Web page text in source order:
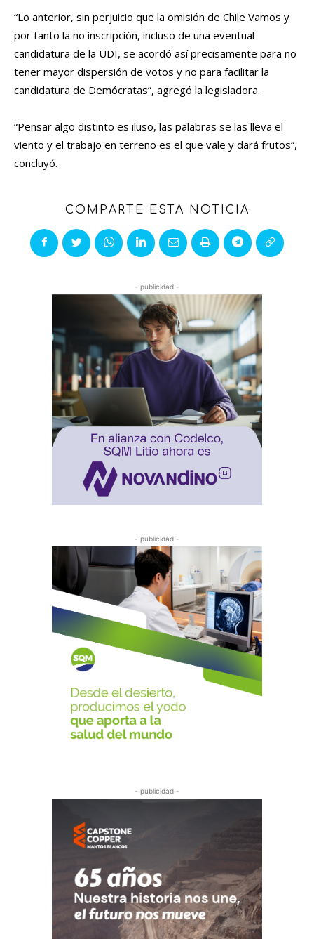
“Lo anterior, sin perjuicio que la omisión de Chile Vamos y
por tanto la no inscripción, incluso de una eventual
candidatura de la UDI, se acordó así precisamente para no
tener mayor dispersión de votos y no para facilitar la
candidatura de Demócratas”, agregó la legisladora.
“Pensar algo distinto es iluso, las palabras se las lleva el
viento y el trabajo en terreno es el que vale y dará frutos”,
concluyó.
COMPARTE ESTA NOTICIA
- publicidad -
- publicidad -
- publicidad -